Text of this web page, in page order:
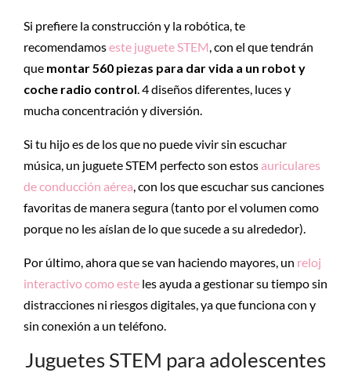
Si prefiere la construcción y la robótica, te
recomendamoseste juguete STEM , con el que tendrán
que montar 560 piezas para dar vida a un robot y
coche radio control . 4 diseños diferentes, luces y
mucha concentración y diversión.
Si tu hijo es de los que no puede vivir sin escuchar
música, un juguete STEM perfecto son estos auriculares
de conducción aérea , con los que escuchar sus canciones
favoritas de manera segura (tanto por el volumen como
porque no les aíslan de lo que sucede a su alrededor).
Por último, ahora que se van haciendo mayores, un reloj
interactivo como este les ayuda a gestionar su tiempo sin
distracciones ni riesgos digitales, ya que funciona con y
sin conexión a un teléfono.
Juguetes STEM para adolescentes